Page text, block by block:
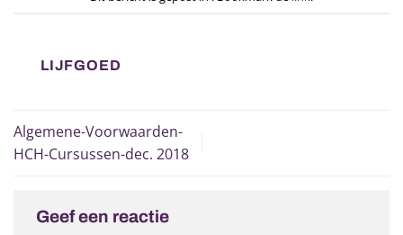
LIJFGOED
Algemene-Voorwaarden-
HCH-Cursussen-dec. 2018
Geef een reactie